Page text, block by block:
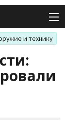
и технику